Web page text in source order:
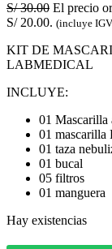
S/30.00 El precio
S/ 20.00. (incluye
KIT DE
LABMEDICAL
INCLUYE:
01 Mascarilla
01 mascarilla
01 taza
01 bucal
05 filtros
01 manguera
Hay existencias